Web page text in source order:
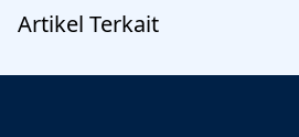
Artikel Terkait